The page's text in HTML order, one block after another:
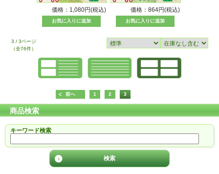
価格：1,080円(税込) 価格：864円(税込)
3 / 3ページ
（全76件）
前へ 1 2 3
商品検索
キーワード検索